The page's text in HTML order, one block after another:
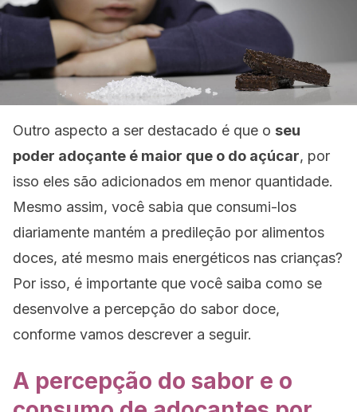
Outro aspecto a ser destacado é que o seu
poder adoçante é maior que o do açúcar, por
isso eles são adicionados em menor quantidade.
Mesmo assim, você sabia que consumi-los
diariamente mantém a predileção por alimentos
doces, até mesmo mais energéticos nas crianças?
Por isso, é importante que você saiba como se
desenvolve a percepção do sabor doce,
conforme vamos descrever a seguir.
A percepção do sabor e o